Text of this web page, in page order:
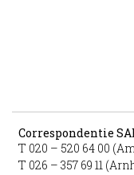
Correspondentie
T 020 – 520 64 00
T 026 – 357 69 11